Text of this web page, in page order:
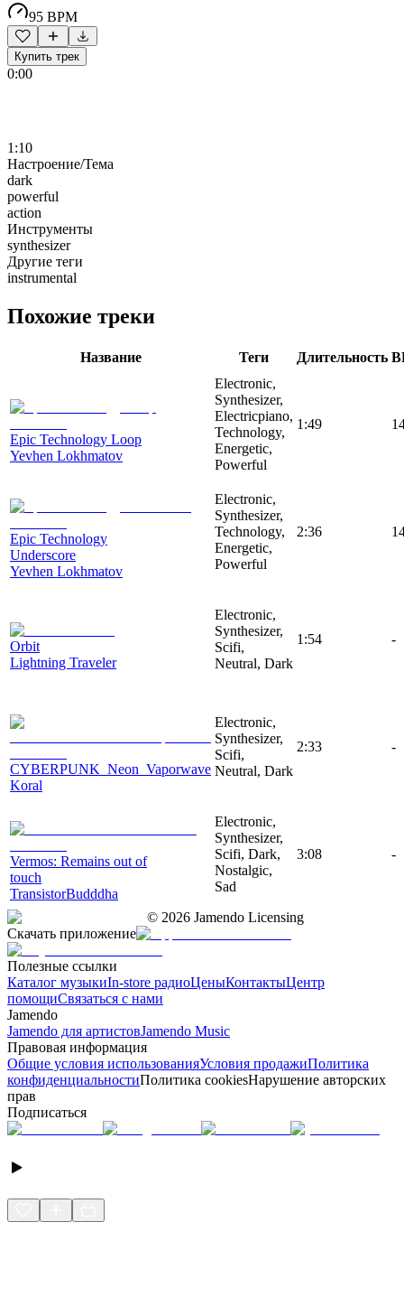
95 BPM
Купить трек
0:00
1:10
Настроение/Тема
dark
powerful
action
Инструменты
synthesizer
Другие теги
instrumental
Похожие треки
Название Теги Длительность
Epic Technology Loop
Yevhen Lokhmatov
Electronic,
Synthesizer,
Electricpiano,
Technology,
Energetic,
Powerful
1:49
Epic Technology
Underscore
Yevhen Lokhmatov
Electronic,
Synthesizer,
Technology,
Energetic,
Powerful
2:36
Orbit
Lightning Traveler
Electronic,
Synthesizer,
Scifi,
Neutral, Dark
1:54 -
CYBERPUNK_Neon_Vaporwave
Koral
Electronic,
Synthesizer,
Scifi,
Neutral, Dark
2:33 -
Vermos: Remains out of
touch
TransistorBudddha
Electronic,
Synthesizer,
Scifi, Dark,
Nostalgic,
Sad
3:08 -
© 2026 Jamendo Licensing
Скачать приложение
Полезные ссылки
Каталог музыкиIn-store радиоЦеныКонтактыЦентр
помощиСвязаться с нами
Jamendo
Jamendo для артистовJamendo Music
Правовая информация
Общие условия использованияУсловия продажиПолитика
конфиденциальностиПолитика cookiesНарушение авторских
прав
Подписаться